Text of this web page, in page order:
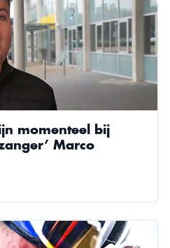
momenteel bij
Marco